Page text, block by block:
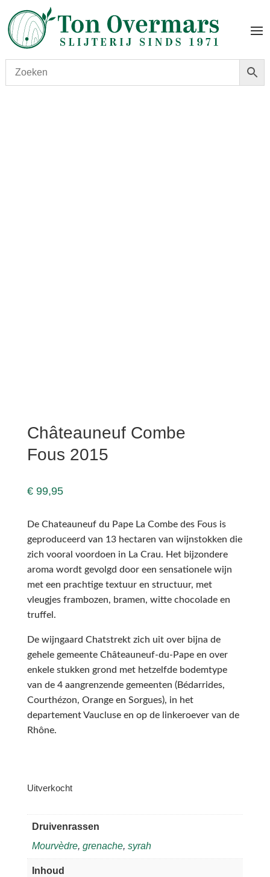
Châteauneuf Combe
Fous 2015
€99,95
De Chateauneuf du Pape La Combe des Fous is
geproduceerd van 13 hectaren van wijnstokken die
zich vooral voordoen in La Crau. Het bijzondere
aroma wordt gevolgd door een sensationele wijn
met een prachtige textuur en structuur, met
vleugjes frambozen, bramen, witte chocolade en
truffel.
De wijngaard Chatstrekt zich uit over bijna de
gehele gemeente Châteauneuf-du-Pape en over
enkele stukken grond met hetzelfde bodemtype
van de 4 aangrenzende gemeenten (Bédarrides,
Courthézon, Orange en Sorgues), in het
departement Vaucluse en op de linkeroever van de
Rhône.
Uitverkocht
Druivenrassen
Mourvèdre, grenache, syrah
Inhoud